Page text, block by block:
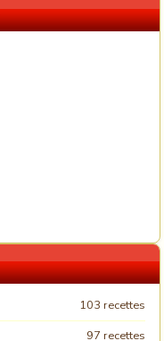
103 recettes
97 recettes